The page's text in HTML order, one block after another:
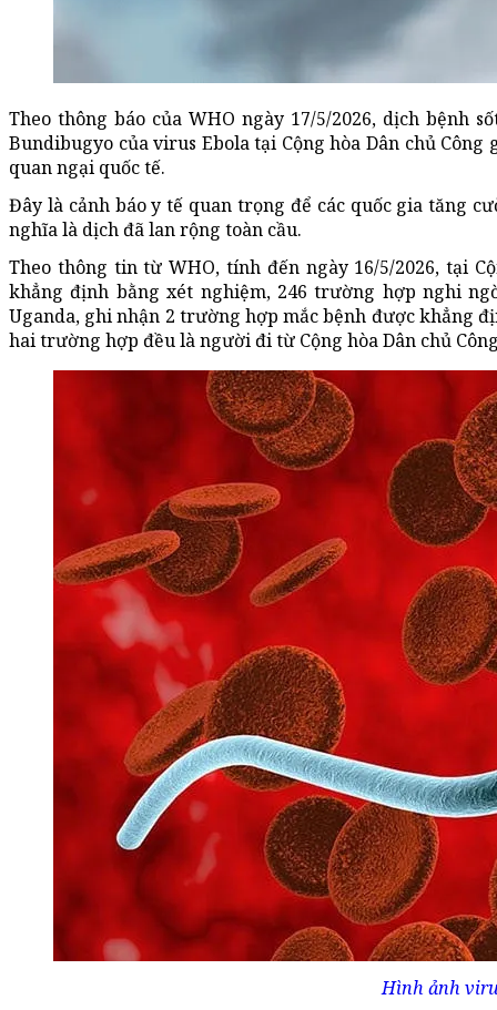
Theo thông báo của WHO ngày 17/5/2026, dịch bệnh
Bundibugyo của virus Ebola tại Cộng hòa Dân chủ
quan ngại quốc tế.
Đây là cảnh báo y tế quan trọng để các quốc gia tăng
nghĩa là dịch đã lan rộng toàn cầu.
Theo thông tin từ WHO, tính đến ngày 16/5/2026, tại
khẳng định bằng xét nghiệm, 246 trường hợp nghi
Uganda, ghi nhận 2 trường hợp mắc bệnh được khẳng
hai trường hợp đều là người đi từ Cộng hòa Dân chủ
Hình ảnh